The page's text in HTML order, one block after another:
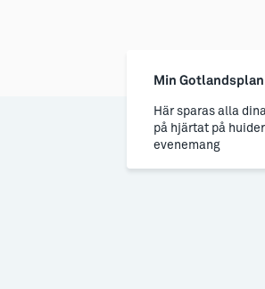
Min Gotlandsplan
Här sparas alla
på hjärtat på
evenemang